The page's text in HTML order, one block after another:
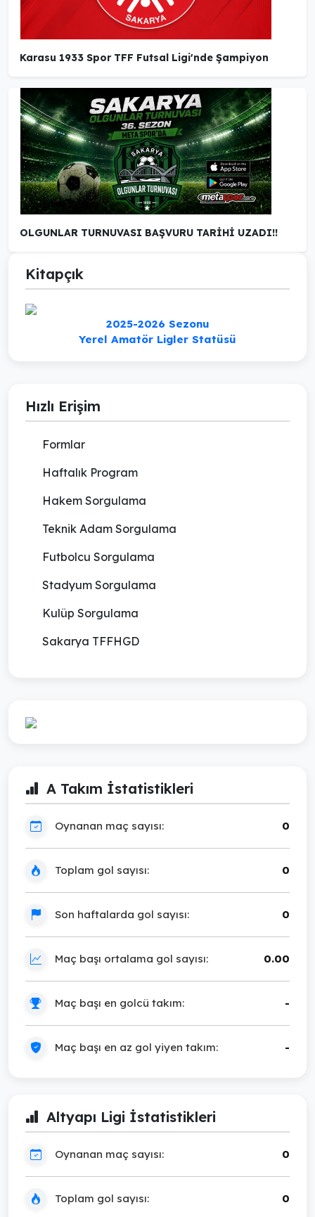
Karasu 1933 Spor TFF Futsal Ligi'nde Şampiyon
OLGUNLAR TURNUVASI BAŞVURU TARİHİ UZADI!!
Kitapçık
2025-2026 Sezonu
Yerel Amatör Ligler Statüsü
Hızlı Erişim
Formlar
Haftalık Program
Hakem Sorgulama
Teknik Adam Sorgulama
Futbolcu Sorgulama
Stadyum Sorgulama
Kulüp Sorgulama
Sakarya TFFHGD
A Takım İstatistikleri
Oynanan maç sayısı: 0
Toplam gol sayısı: 0
Son haftalarda gol sayısı: 0
Maç başı ortalama gol sayısı: 0.00
Maç başı en golcü takım: -
Maç başı en az gol yiyen takım: -
Altyapı Ligi İstatistikleri
Oynanan maç sayısı: 0
Toplam gol sayısı: 0